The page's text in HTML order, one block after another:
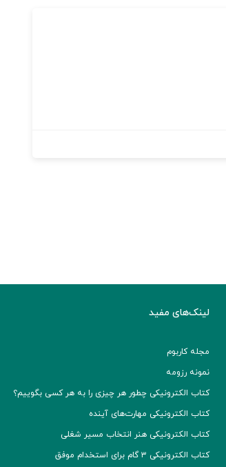
لینک‌های مفید
مجله کاربوم
نمونه رزومه
کتاب الکترونیکی چطور هر چیزی را به هر کسی بگوییم؟
کتاب الکترونیکی مهارت‌های آینده
کتاب الکترونیکی هنر انتخاب مسیر شغلی
کتاب الکترونیکی ۳ گام برای استخدام موفق